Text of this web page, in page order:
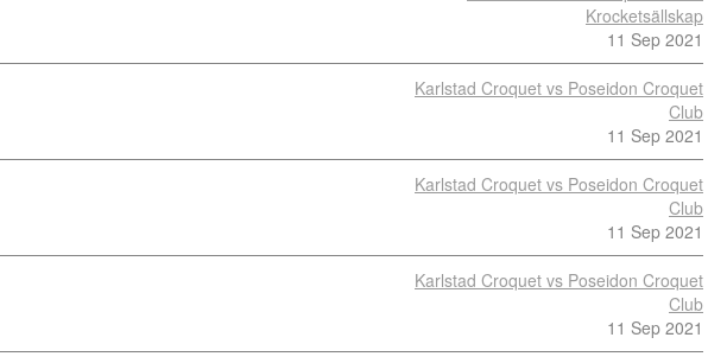
Krocketsällskap
11 Sep 2021
Karlstad Croquet vs Poseidon Croquet
Club
11 Sep 2021
Karlstad Croquet vs Poseidon Croquet
Club
11 Sep 2021
Karlstad Croquet vs Poseidon Croquet
Club
11 Sep 2021